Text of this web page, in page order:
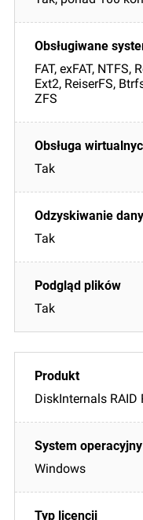
FAT, exFAT, NTFS,
Ext2, ReiserFS,
ZFS
Tak
Tak
Tak
DiskInternals RAID
Windows